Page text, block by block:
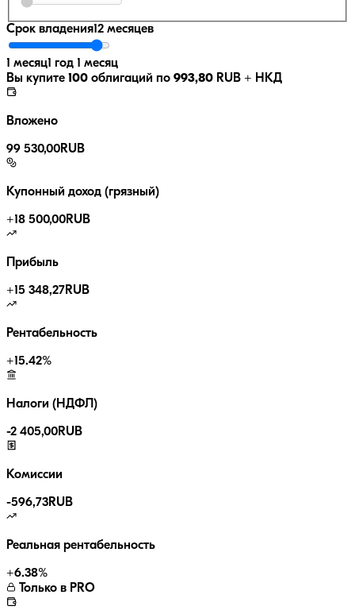
Срок владения12 месяцев
1 месяц1 год 1 месяц
Вы купите 100 облигаций по 993,80 RUB + НКД
Вложено
99 530,00RUB
Купонный доход (грязный)
+18 500,00RUB
Прибыль
+15 348,27RUB
Рентабельность
+15.42%
Налоги (НДФЛ)
-2 405,00RUB
Комиссии
-596,73RUB
Реальная рентабельность
+6.38%
Только в PRO